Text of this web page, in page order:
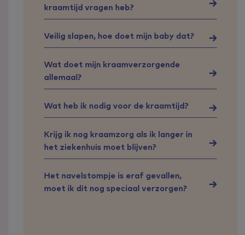
kraamtijd vragen heb?
Veilig slapen, hoe doet mijn baby dat?
Wat doet mijn kraamverzorgende
allemaal?
Wat heb ik nodig voor de kraamtijd?
Krijg ik nog kraamzorg als ik langer in
het ziekenhuis moet blijven?
Het navelstompje is eraf gevallen,
moet ik dit nog speciaal verzorgen?